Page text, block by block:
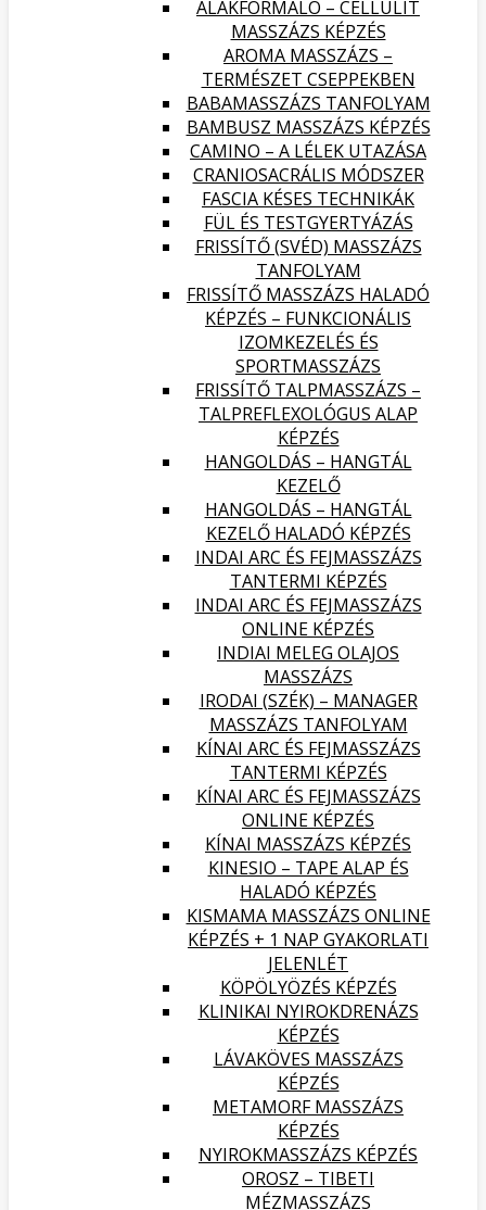
ALAKFORMÁLÓ – CELLULIT
MASSZÁZS KÉPZÉS
AROMA MASSZÁZS –
TERMÉSZET CSEPPEKBEN
BABAMASSZÁZS TANFOLYAM
BAMBUSZ MASSZÁZS KÉPZÉS
CAMINO – A LÉLEK UTAZÁSA
CRANIOSACRÁLIS MÓDSZER
FASCIA KÉSES TECHNIKÁK
FÜL ÉS TESTGYERTYÁZÁS
FRISSÍTŐ (SVÉD) MASSZÁZS
TANFOLYAM
FRISSÍTŐ MASSZÁZS HALADÓ
KÉPZÉS – FUNKCIONÁLIS
IZOMKEZELÉS ÉS
SPORTMASSZÁZS
FRISSÍTŐ TALPMASSZÁZS –
TALPREFLEXOLÓGUS ALAP
KÉPZÉS
HANGOLDÁS – HANGTÁL
KEZELŐ
HANGOLDÁS – HANGTÁL
KEZELŐ HALADÓ KÉPZÉS
INDAI ARC ÉS FEJMASSZÁZS
TANTERMI KÉPZÉS
INDAI ARC ÉS FEJMASSZÁZS
ONLINE KÉPZÉS
INDIAI MELEG OLAJOS
MASSZÁZS
IRODAI (SZÉK) – MANAGER
MASSZÁZS TANFOLYAM
KÍNAI ARC ÉS FEJMASSZÁZS
TANTERMI KÉPZÉS
KÍNAI ARC ÉS FEJMASSZÁZS
ONLINE KÉPZÉS
KÍNAI MASSZÁZS KÉPZÉS
KINESIO – TAPE ALAP ÉS
HALADÓ KÉPZÉS
KISMAMA MASSZÁZS ONLINE
KÉPZÉS + 1 NAP GYAKORLATI
JELENLÉT
KÖPÖLYÖZÉS KÉPZÉS
KLINIKAI NYIROKDRENÁZS
KÉPZÉS
LÁVAKÖVES MASSZÁZS
KÉPZÉS
METAMORF MASSZÁZS
KÉPZÉS
NYIROKMASSZÁZS KÉPZÉS
OROSZ – TIBETI
MÉZMASSZÁZS